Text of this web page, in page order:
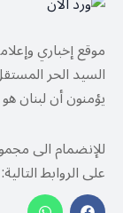
موقع إخباري
السيد الحر
يؤمنون أن لبنان
للإنضمام الى
على الروابط التالية: